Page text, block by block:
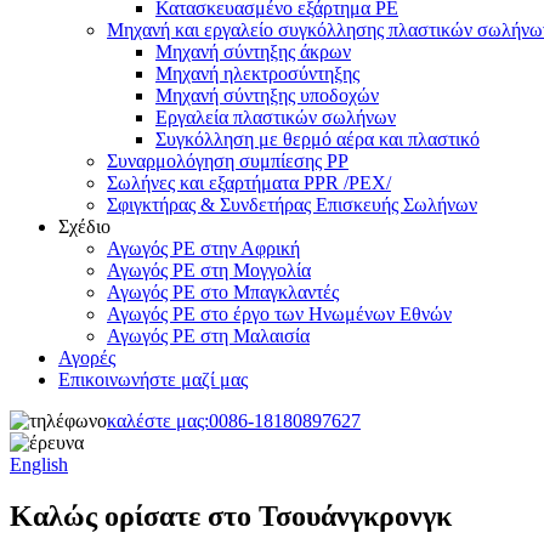
Κατασκευασμένο εξάρτημα PE
Μηχανή και εργαλείο συγκόλλησης πλαστικών
Μηχανή σύντηξης άκρων
Μηχανή ηλεκτροσύντηξης
Μηχανή σύντηξης υποδοχών
Εργαλεία πλαστικών σωλήνων
Συγκόλληση με θερμό αέρα και πλαστικό
Συναρμολόγηση συμπίεσης PP
Σωλήνες και εξαρτήματα PPR /PEX/
Σφιγκτήρας & Συνδετήρας Επισκευής Σωλήνων
Σχέδιο
Αγωγός PE στην Αφρική
Αγωγός PE στη Μογγολία
Αγωγός PE στο Μπαγκλαντές
Αγωγός PE στο έργο των Ηνωμένων Εθνών
Αγωγός PE στη Μαλαισία
Αγορές
Επικοινωνήστε μαζί μας
καλέστε μας:0086-18180897627
English
Καλώς ορίσατε στο Τσουάνγκρονγκ